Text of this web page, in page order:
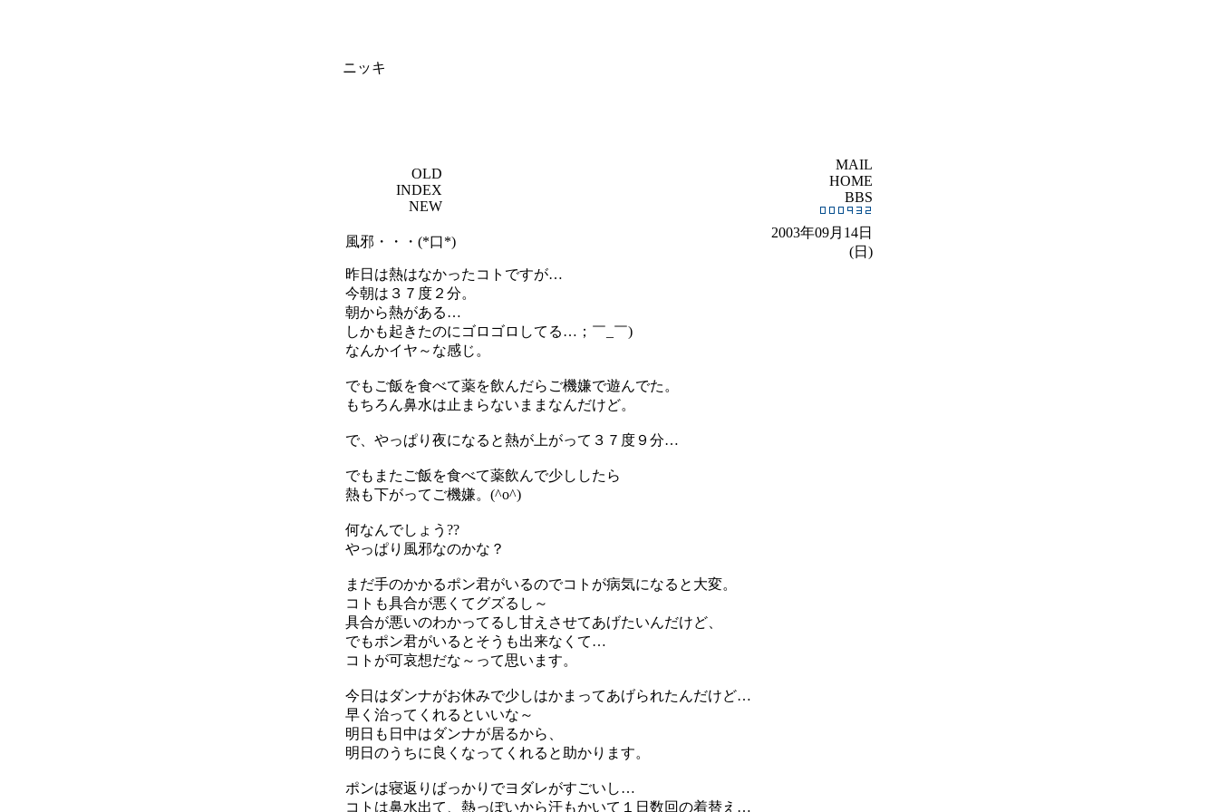
ニッキ
OLD
INDEX
NEW
MAIL
HOME
BBS
風邪・・・(*口*)
2003年09月14日
(日)
昨日は熱はなかったコトですが…
今朝は３７度２分。
朝から熱がある…
しかも起きたのにゴロゴロしてる…；￣_￣)
なんかイヤ～な感じ。
でもご飯を食べて薬を飲んだらご機嫌で遊んでた。
もちろん鼻水は止まらないままなんだけど。
で、やっぱり夜になると熱が上がって３７度９分…
でもまたご飯を食べて薬飲んで少ししたら
熱も下がってご機嫌。(^o^)
何なんでしょう??
やっぱり風邪なのかな？
まだ手のかかるポン君がいるのでコトが病気になると大変。
コトも具合が悪くてグズるし～
具合が悪いのわかってるし甘えさせてあげたいんだけど、
でもポン君がいるとそうも出来なくて…
コトが可哀想だな～って思います。
今日はダンナがお休みで少しはかまってあげられたんだけど…
早く治ってくれるといいな～
明日も日中はダンナが居るから、
明日のうちに良くなってくれると助かります。
ポンは寝返りばっかりでヨダレがすごいし…
コトは鼻水出て、熱っぽいから汗もかいて１日数回の着替え…